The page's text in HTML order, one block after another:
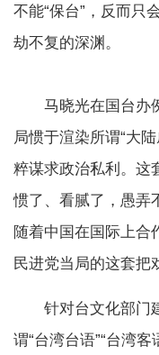
不能“保台”，反而只
劫不复的深渊。
马晓光在国台办例
局惯于渲染所谓“大
粹谋求政治私利。这
惯了、看腻了，愚弄
随着中国在国际上合
民进党当局的这套把
针对台文化部门建
谓“台湾台语”“台湾